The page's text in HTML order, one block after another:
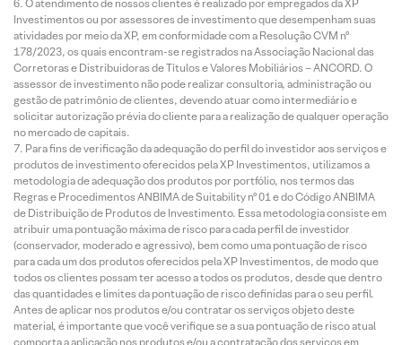
O atendimento de nossos clientes é realizado por empregados da XP
Investimentos ou por assessores de investimento que desempenham suas
atividades por meio da XP, em conformidade com a Resolução CVM nº
178/2023, os quais encontram-se registrados na Associação Nacional das
Corretoras e Distribuidoras de Títulos e Valores Mobiliários – ANCORD. O
assessor de investimento não pode realizar consultoria, administração ou
gestão de patrimônio de clientes, devendo atuar como intermediário e
solicitar autorização prévia do cliente para a realização de qualquer operação
no mercado de capitais.
Para fins de verificação da adequação do perfil do investidor aos serviços e
produtos de investimento oferecidos pela XP Investimentos, utilizamos a
metodologia de adequação dos produtos por portfólio, nos termos das
Regras e Procedimentos ANBIMA de Suitability nº 01 e do Código ANBIMA
de Distribuição de Produtos de Investimento. Essa metodologia consiste em
atribuir uma pontuação máxima de risco para cada perfil de investidor
(conservador, moderado e agressivo), bem como uma pontuação de risco
para cada um dos produtos oferecidos pela XP Investimentos, de modo que
todos os clientes possam ter acesso a todos os produtos, desde que dentro
das quantidades e limites da pontuação de risco definidas para o seu perfil.
Antes de aplicar nos produtos e/ou contratar os serviços objeto deste
material, é importante que você verifique se a sua pontuação de risco atual
comporta a aplicação nos produtos e/ou a contratação dos serviços em